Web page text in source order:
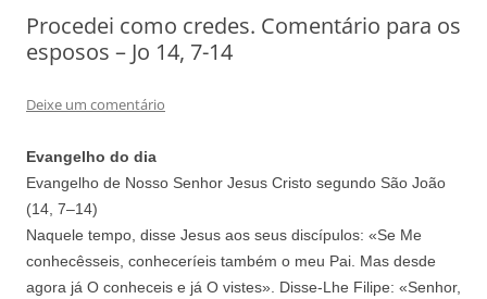
Procedei como credes. Comentário para os
esposos – Jo 14, 7-14
Deixe um comentário
Evangelho do dia
Evangelho de Nosso Senhor Jesus Cristo segundo São João
(14 7–14)
Naquele tempo, disse Jesus aos seus discípulos: «Se Me
conhecêsseis, conheceríeis também o meu Pai. Mas desde
agora já O conheceis e já O vistes». Disse-Lhe Filipe: «Senhor,